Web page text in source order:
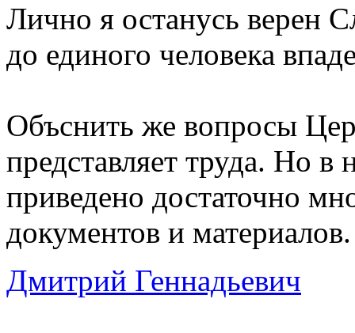
Лично я останусь верен
до единого человека
Объснить же вопросы
представляет труда. Но в
приведено достаточно
документов и материалов.
Дмитрий Геннадьевич